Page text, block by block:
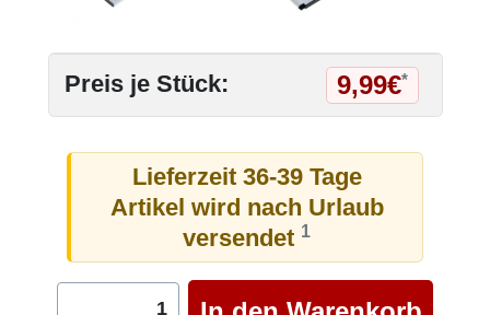
Preis je Stück: 9,99€*
Lieferzeit 36-39 Tage
Artikel wird nach Urlaub
versendet 1